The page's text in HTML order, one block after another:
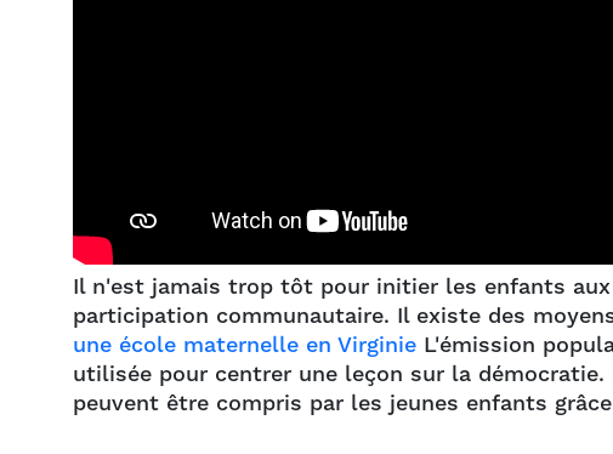
Il n'est jamais trop tôt pour initier les enfants
participation communautaire. Il existe des
une école maternelle en Virginie L'émission
utilisée pour centrer une leçon sur la
peuvent être compris par les jeunes enfants